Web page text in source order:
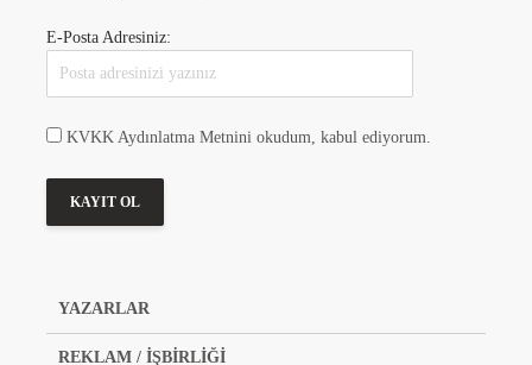
E-Posta Adresiniz:
KVKK Aydınlatma Metnini okudum, kabul ediyorum.
YAZARLAR
REKLAM / İŞBİRLİĞİ